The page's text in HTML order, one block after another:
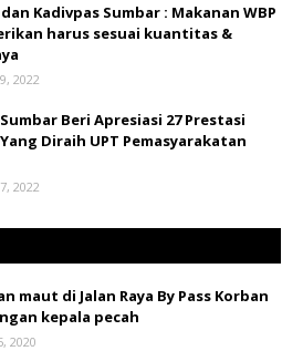
Kadivpas Sumbar : Makanan WBP
harus sesuai kuantitas &
2022
Beri Apresiasi 27 Prestasi
Diraih UPT Pemasyarakatan
2022
maut di Jalan Raya By Pass Korban
kepala pecah
2020